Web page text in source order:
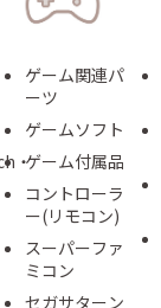
・
ゲーム関連パ
ーツ
ゲームソフト
ゲーム付属品
コントローラ
ー(リモコン)
スーパーファ
ミコン
セガサターン